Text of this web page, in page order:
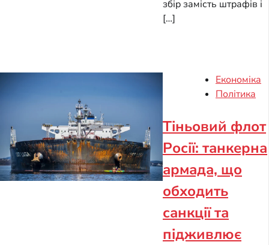
збір замість штрафів і
[…]
Економіка
Політика
Тіньовий флот
Росії: танкерна
армада, що
обходить
санкції та
підживлює